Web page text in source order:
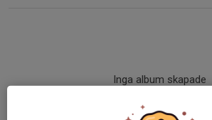
Inga album skapade